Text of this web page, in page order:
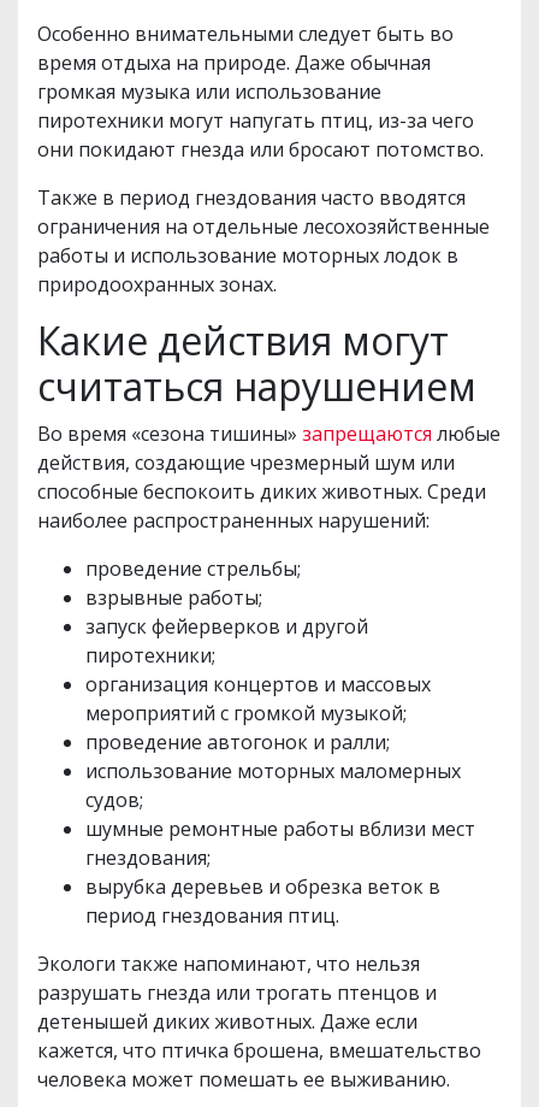
Особенно внимательными следует быть во
время отдыха на природе. Даже обычная
громкая музыка или использование
пиротехники могут напугать птиц, из-за чего
они покидают гнезда или бросают потомство.
Также в период гнездования часто вводятся
ограничения на отдельные лесохозяйственные
работы и использование моторных лодок в
природоохранных зонах.
Какие действия могут
считаться нарушением
Во время «сезона тишины» запрещаются любые
действия, создающие чрезмерный шум или
способные беспокоить диких животных. Среди
наиболее распространенных нарушений:
проведение стрельбы;
взрывные работы;
запуск фейерверков и другой
пиротехники;
организация концертов и массовых
мероприятий с громкой музыкой;
проведение автогонок и ралли;
использование моторных маломерных
судов;
шумные ремонтные работы вблизи мест
гнездования;
вырубка деревьев и обрезка веток в
период гнездования птиц.
Экологи также напоминают, что нельзя
разрушать гнезда или трогать птенцов и
детенышей диких животных. Даже если
кажется, что птичка брошена, вмешательство
человека может помешать ее выживанию.